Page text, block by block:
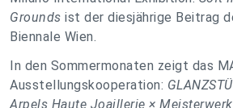
Grounds ist der diesjährige Beitrag
Biennale Wien.
In den Sommermonaten zeigt das
Ausstellungskooperation:
Arpels Haute Joaillerie ×